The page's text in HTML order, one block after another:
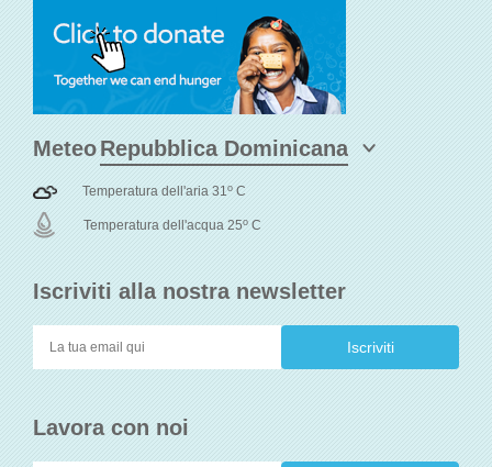
Iscriviti alla nostra newsletter
Lavora con noi
Meteo
Temperatura dell'aria 31o C
Temperatura dell'acqua 25o C